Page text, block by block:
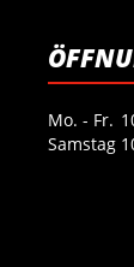
Mo. - Fr.
Samstag